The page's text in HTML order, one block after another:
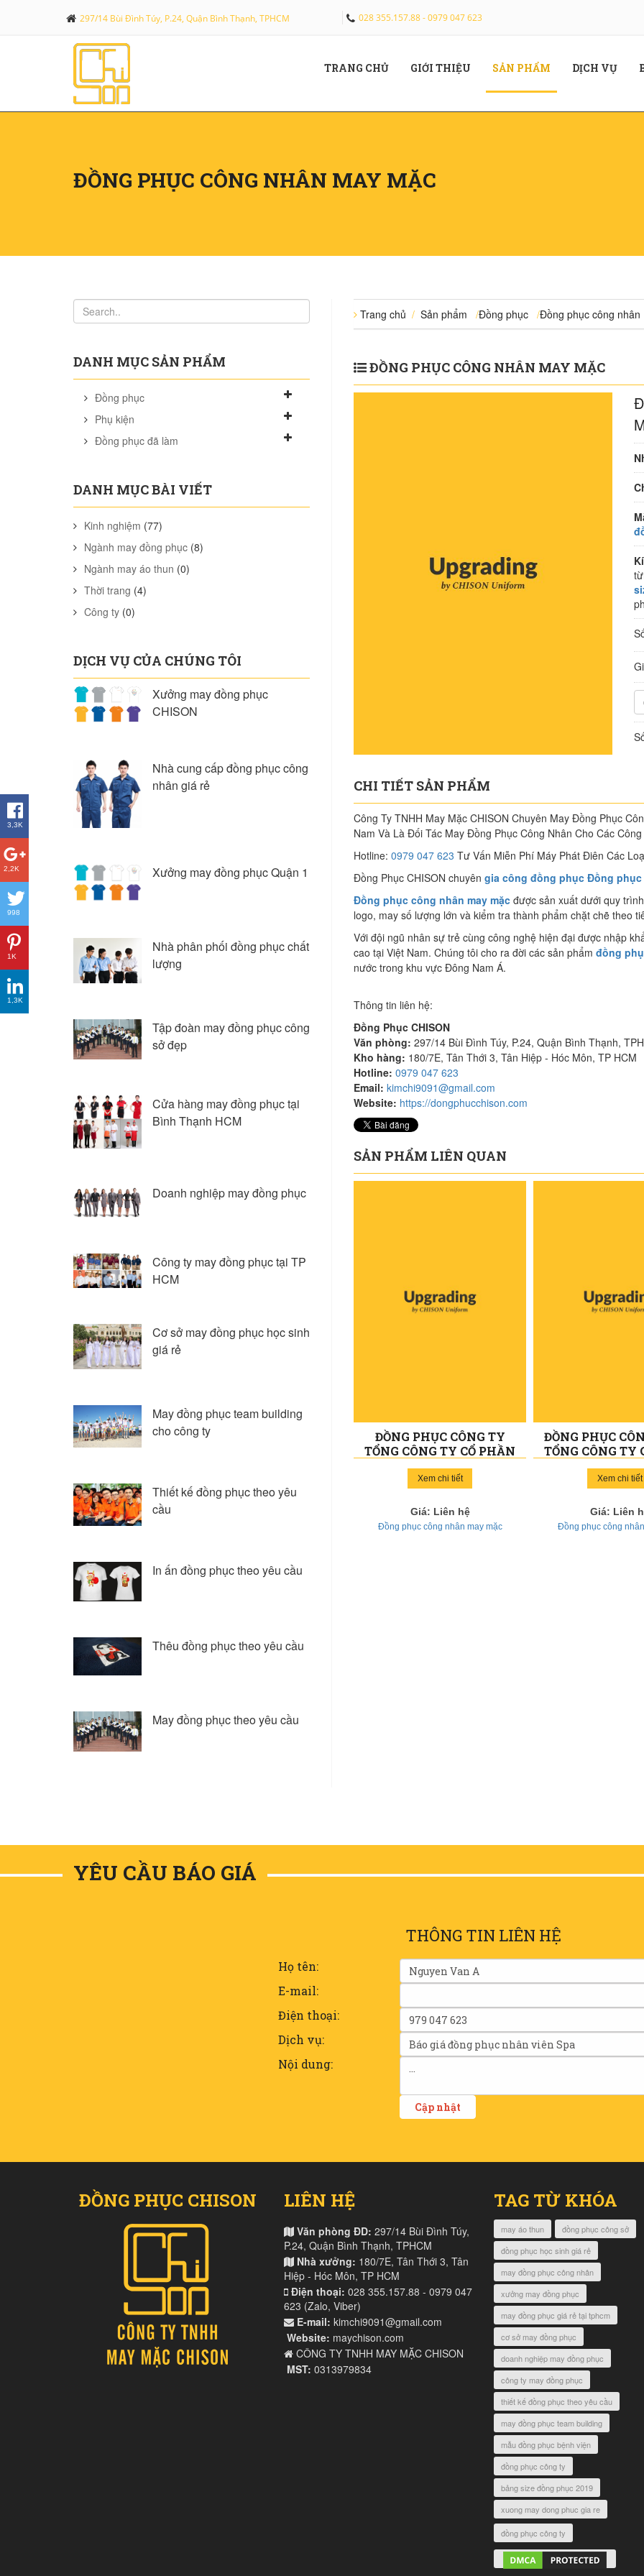
297/14 Bùi Đình Túy, P.24, Quận Bình Thạnh, TPHCM 028 355.157.88 - 0979 047 623
TRANG CHỦ(CURRENT)
GIỚI THIỆU (CURRENT)
SẢN PHẨM (CURRENT)
DỊCH VỤ
ĐỒNG PHỤC CÔNG NHÂN MAY MẶC
DANH MỤC SẢN PHẨM
Đồng phục
Phụ kiện
Đồng phục đã làm
DANH MỤC BÀI VIẾT
Kinh nghiệm (77)
Ngành may đồng phục (8)
Ngành may áo thun (0)
Thời trang (4)
Công ty (0)
DỊCH VỤ CỦA CHÚNG TÔI
Xưởng may đồng phục
CHISON
Nhà cung cấp đồng phục công
nhân giá rẻ
Xưởng may đồng phục Quận 1
Nhà phân phối đồng phục chất
lượng
Tập đoàn may đồng phục công
sở đẹp
Cửa hàng may đồng phục tại
Bình Thạnh HCM
Doanh nghiệp may đồng phục
Công ty may đồng phục tại TP
HCM
Cơ sở may đồng phục học sinh
giá rẻ
May đồng phục team building
cho công ty
Thiết kế đồng phục theo yêu
cầu
In ấn đồng phục theo yêu cầu
Thêu đồng phục theo yêu cầu
May đồng phục theo yêu cầu
Trang chủ / Sản phẩm /Đồng phục /Đồng phục công nhân
ĐỒNG PHỤC CÔNG NHÂN MAY MẶC
CHI TIẾT SẢN PHẨM
Công Ty TNHH May Mặc CHISON Chuyên May Đồng Phục
Nam Và Là Đối Tác May Đồng Phục Công Nhân Cho Các
Hotline: 0979 047 623 Tư Vấn Miễn Phí Máy Phát Điên Các
Đồng Phục CHISON chuyên gia công đồng phục Đồng
Đồng phục công nhân may mặc được sản xuất dưới quy
logo, may số lượng lớn và kiểm tra thành phẩm chặt chẽ theo
Với đội ngũ nhân sự trẻ cùng công nghệ hiện đại được nhập
cao tại Việt Nam. Chúng tôi cho ra đời các sản phẩm đồng
nước trong khu vực Đông Nam Á.
Thông tin liên hệ:
Đồng Phục CHISON
Văn phòng: 297/14 Bùi Đình Túy, P.24, Quận Bình Thạnh,
Kho hàng: 180/7E, Tân Thới 3, Tân Hiệp - Hóc Môn, TP HCM
Hotline: 0979 047 623
Email: kimchi9091@gmail.com
Website: https://dongphucchison.com
SẢN PHẨM LIÊN QUAN
ĐỒNG PHỤC CÔNG TY
TỔNG CÔNG TY CỔ PHẦN
MAY VIỆT TIẾN - PACIFIC
ENTERPRISE 010
Xem chi tiết
Giá: Liên hệ
Đồng phục công nhân may mặc
ĐỒNG PHỤC
TỔNG CÔNG TY
PHONG PHÚ -
Xem chi tiết
Giá: Liên
Đồng phục công
YÊU CẦU BÁO GIÁ
THÔNG TIN LIÊN HỆ
Họ tên:
E-mail:
Điện thoại:
Dịch vụ:
Nội dung:
ĐỒNG PHỤC CHISON LIÊN HỆ
Văn phòng ĐD: 297/14 Bùi Đình Túy,
P.24, Quận Bình Thạnh, TPHCM
Nhà xưởng: 180/7E, Tân Thới 3, Tân
Hiệp - Hóc Môn, TP HCM
Điện thoại: 028 355.157.88 - 0979 047
623 (Zalo, Viber)
E-mail: kimchi9091@gmail.com
Website: maychison.com
CÔNG TY TNHH MAY MẶC CHISON
MST: 0313979834
TAG TỪ KHÓA
may áo thun
đồng phục công sở
đồng phục học sinh giá rẻ
may đồng phục công nhân
xưởng may đồng phục
may đồng phục giá rẻ tại tphcm
cơ sở may đồng phục
doanh nghiệp may đồng phục
công ty may đồng phục
thiết kế đồng phục theo yêu cầu
may đồng phục team building
mẫu đồng phục bệnh viện
đồng phục công ty
bảng size đồng phục 2019
xuong may dong phuc gia re
đồng phục công ty
3,3K
2,2K
998
1K
1,3K